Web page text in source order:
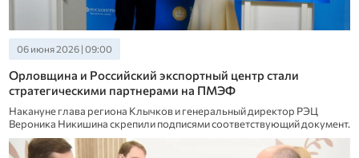
06 июня 2026 | 09:00
Орловщина и Российский экспортный центр стали
стратегическими партнерами на ПМЭФ
Накануне глава региона Клычков и генеральный директор РЭЦ
Вероника Никишина скрепили подписями соответствующий документ.